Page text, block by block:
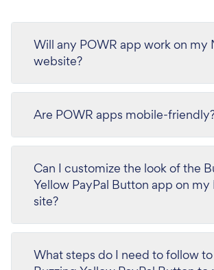
Will any POWR app work on my
website?
Are POWR apps mobile-
Can I customize the look of the
Yellow PayPal Button app on my
site?
What steps do I need to follow